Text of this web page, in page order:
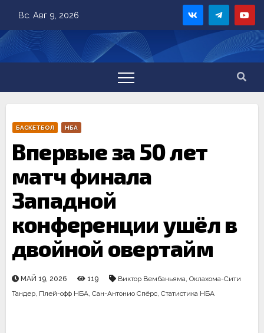
content
Вс. Авг 9, 2026
БАСКЕТБОЛ НБА
Впервые за 50 лет
матч финала
Западной
конференции ушёл в
двойной овертайм
МАЙ 19, 2026 119 Виктор Вембаньяма, Оклахома-Сити
Тандер, Плей-офф НБА, Сан-Антонио Спёрс, Статистика НБА